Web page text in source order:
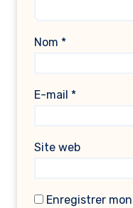
Nom *
E-mail *
Site web
Enregistrer